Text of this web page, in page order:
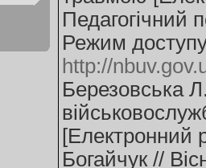
Режим
http://
Березовська
[Електронний
Богайчук //